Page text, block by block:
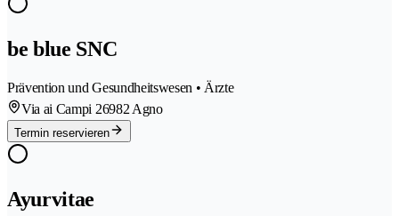
be blue SNC
Prävention und Gesundheitswesen • Ärzte
Via ai Campi 26982 Agno
Termin reservieren
Ayurvitae